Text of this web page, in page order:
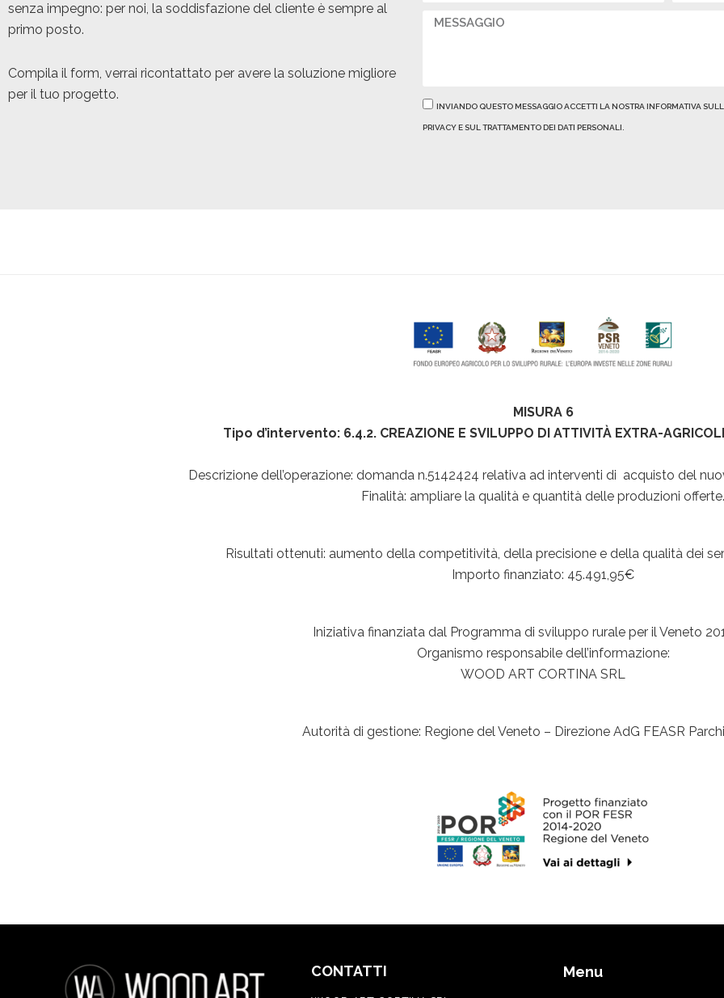
senza impegno: per noi, la soddisfazione del cliente è sempre al
primo posto.
Compila il form, verrai ricontattato per avere la soluzione migliore
per il tuo progetto.
Messaggio
Privacy
INVIANDO QUESTO MESSAGGIO ACCETTI LA NOSTRA INFORMATIVA
PRIVACY E SUL TRATTAMENTO DEI DATI PERSONALI.
MISURA 6
Tipo d’intervento: 6.4.2. CREAZIONE E SVILUPPO DI ATTIVITÀ EXTRA-
Descrizione dell’operazione: domanda n.5142424 relativa ad interventi di acquisto del
Finalità: ampliare la qualità e quantità delle produzioni offerte.
Risultati ottenuti: aumento della competitività, della precisione e della qualità dei
Importo finanziato: 45.491,95€
Iniziativa finanziata dal Programma di sviluppo rurale per il Veneto
Organismo responsabile dell’informazione:
WOOD ART CORTINA SRL
Autorità di gestione: Regione del Veneto – Direzione AdG FEASR
CONTATTI Menu